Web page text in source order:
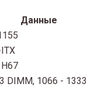
Данные
DIMM, 1066 - 1333